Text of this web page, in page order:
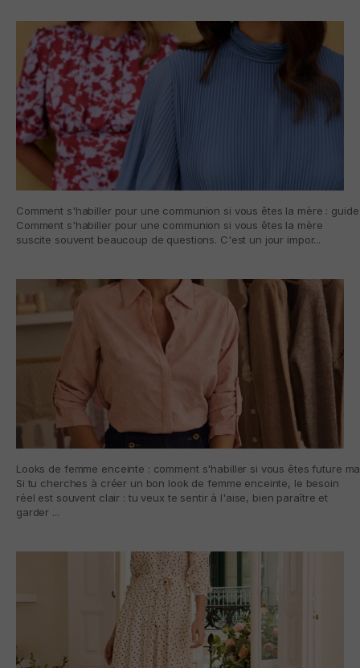
Comment s'habiller pour une communion si vous êtes la mère :
Comment s'habiller pour une communion si vous êtes la mère
suscite souvent beaucoup de questions. C'est un jour impor...
Looks de femme enceinte : comment s'habiller si vous êtes future
Si tu cherches à créer un bon look de femme enceinte, le besoin
réel est souvent clair : tu veux te sentir à l'aise, bien paraître et
garder ...